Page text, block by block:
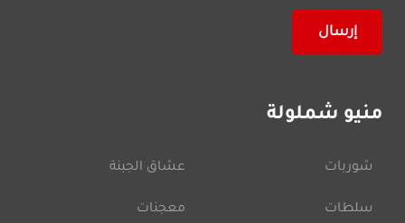
منيو شملولة
شوربات
سلطات
عشاق الجبنة
معجنات